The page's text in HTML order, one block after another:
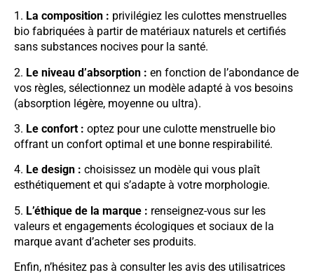
1. La composition : privilégiez les culottes menstruelles
bio fabriquées à partir de matériaux naturels et certifiés
sans substances nocives pour la santé.
2. Le niveau d’absorption : en fonction de l’abondance de
vos règles, sélectionnez un modèle adapté à vos besoins
(absorption légère, moyenne ou ultra).
3. Le confort : optez pour une culotte menstruelle bio
offrant un confort optimal et une bonne respirabilité.
4. Le design : choisissez un modèle qui vous plaît
esthétiquement et qui s’adapte à votre morphologie.
5. L’éthique de la marque : renseignez-vous sur les
valeurs et engagements écologiques et sociaux de la
marque avant d’acheter ses produits.
Enfin, n’hésitez pas à consulter les avis des utilisatrices